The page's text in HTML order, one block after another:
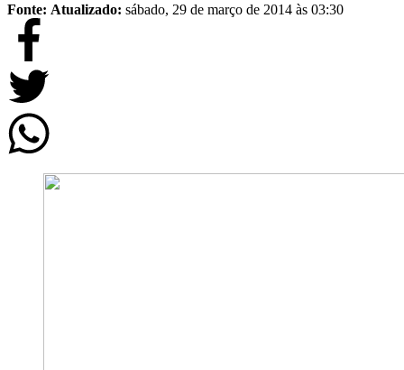
Fonte: Atualizado: sábado, 29 de março de 2014 às 03:30